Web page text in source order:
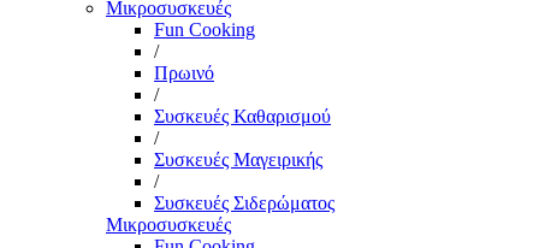
Μικροσυσκευές
Fun Cooking
/
Πρωινό
/
Συσκευές Καθαρισμού
/
Συσκευές Μαγειρικής
/
Συσκευές Σιδερώματος
Μικροσυσκευές